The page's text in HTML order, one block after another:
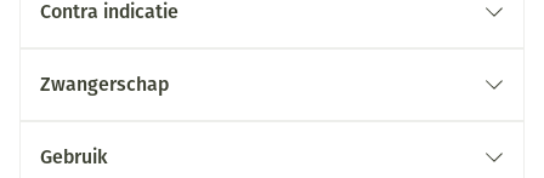
Contra indicatie
Zwangerschap
Gebruik